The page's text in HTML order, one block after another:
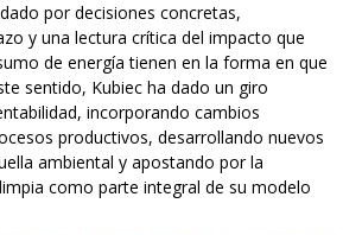
por decisiones concretas,
y una lectura crítica del impacto que
de energía tienen en la forma en que
sentido, Kubiec ha dado un giro
incorporando cambios
productivos, desarrollando nuevos
ambiental y apostando por la
como parte integral de su modelo